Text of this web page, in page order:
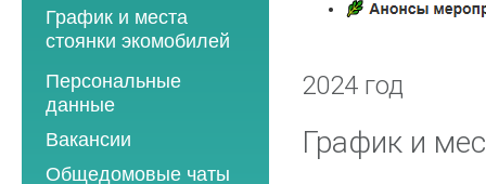
2016 год
2017 год
2018 год
2018 год
2019 год
2020 год
2021 год
2022 год
График и места
стоянки экомобилей
2019 год
2020 год
2021 год
2022 год
Персональные
данные
Вакансии
Общедомовые чаты
2024 год
График и